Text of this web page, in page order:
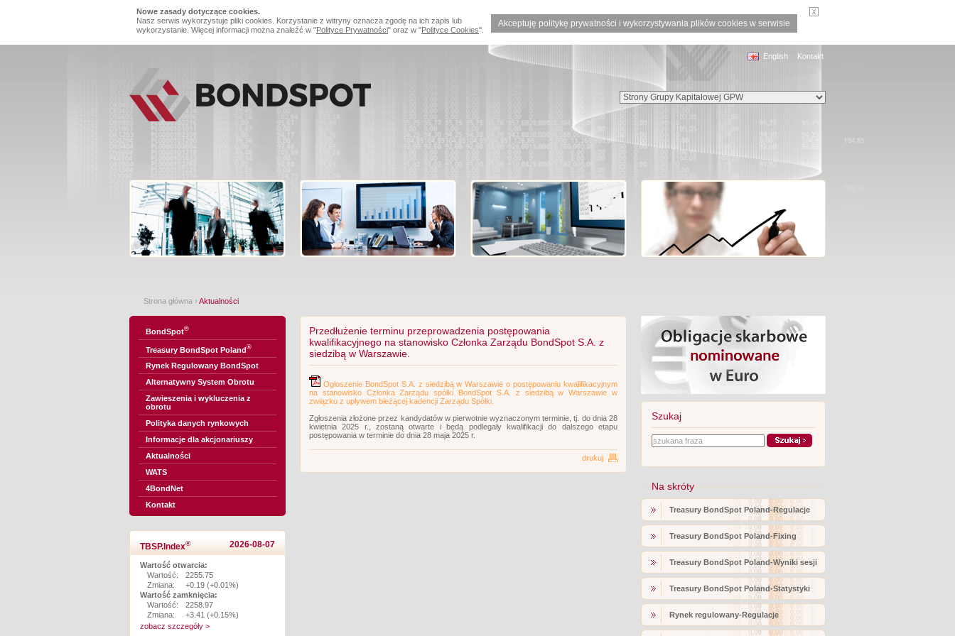
Akceptuję politykę prywatności i wykorzystywania plików cookies w serwisie
Nowe zasady dotyczące cookies.
Nasz serwis wykorzystuje pliki cookies. Korzystanie z witryny oznacza zgodę na ich zapis lub
wykorzystanie. Więcej informacji można znaleźć w "Polityce Prywatności" oraz w "Polityce Cookies".
English Kontakt
Strona główna › Aktualności
BondSpot®
Treasury BondSpot Poland®
Rynek Regulowany BondSpot
Alternatywny System Obrotu
Zawieszenia i wykluczenia z
obrotu
Polityka danych rynkowych
Informacje dla akcjonariuszy
Aktualności
WATS
4BondNet
Kontakt
TBSP.Index® 2026-08-07
Wartość otwarcia:
Wartość:
2255.75
Zmiana:
+0.19 (+0.01%)
Wartość zamknięcia:
Wartość:
2258.97
Zmiana:
+3.41 (+0.15%)
zobacz szczegóły >
Przedłużenie terminu przeprowadzenia postępowania
kwalifikacyjnego na stanowisko Członka Zarządu BondSpot S.A. z
siedzibą w Warszawie.
Ogłoszenie BondSpot S.A. z siedzibą w Warszawie o postępowaniu kwalifikacyjnym
na stanowisko Członka Zarządu spółki BondSpot S.A. z siedzibą w Warszawie w
związku z upływem bieżącej kadencji Zarządu Spółki.
Zgłoszenia złożone przez kandydatów w pierwotnie wyznaczonym terminie, tj. do dnia 28
kwietnia 2025 r., zostaną otwarte i będą podlegały kwalifikacji do dalszego etapu
postępowania w terminie do dnia 28 maja 2025 r.
drukuj
Szukaj
Na skróty
Treasury BondSpot Poland-Regulacje
Treasury BondSpot Poland-Fixing
Treasury BondSpot Poland-Wyniki sesji
Treasury BondSpot Poland-Statystyki
Rynek regulowany-Regulacje